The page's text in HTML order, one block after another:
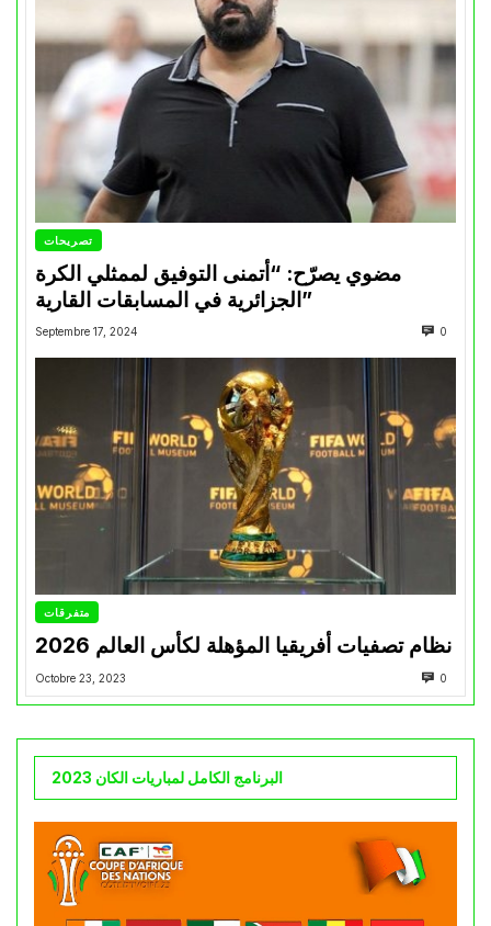
تصريحات
مضوي يصرّح: “أتمنى التوفيق لممثلي الكرة
الجزائرية في المسابقات القارية”
Septembre 17, 2024 0
متفرقات
نظام تصفيات أفريقيا المؤهلة لكأس العالم 2026
Octobre 23, 2023 0
البرنامج الكامل لمباريات الكان 2023